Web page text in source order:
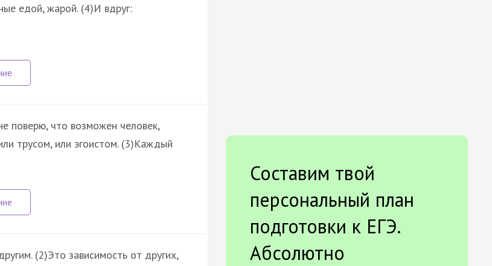
едой, жарой. (4)И вдруг:
поверю, что возможен человек,
трусом, или эгоистом. (3)Каждый
(2)Это зависимость от других,
Составим твой
персональный план
подготовки к ЕГЭ.
Абсолютно